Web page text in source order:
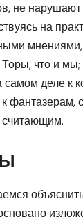
не
на
что и мы;
деле к
фантазерам,